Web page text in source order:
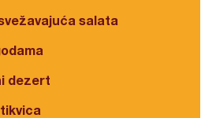
salata
dezert